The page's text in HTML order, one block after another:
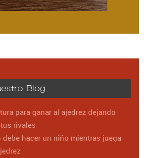
Blog
para ganar al ajedrez dejando
rivales
debe hacer un niño mientras juega